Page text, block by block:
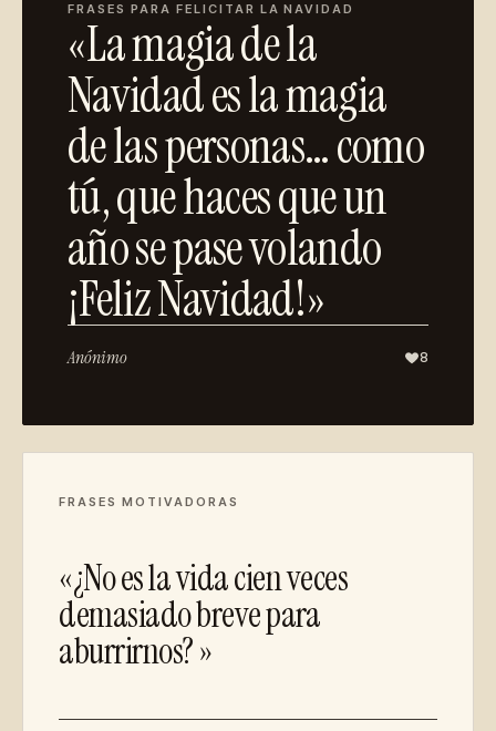
FRASES PARA FELICITAR LA NAVIDAD
«La magia de la
Navidad es la magia
de las personas… como
tú, que haces que un
año se pase volando
¡Feliz Navidad!»
Anónimo 8
FRASES MOTIVADORAS
«¿No es la vida cien veces
demasiado breve para
aburrirnos? »